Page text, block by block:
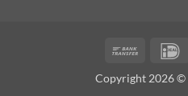
Bank
Copyright 2026 ©